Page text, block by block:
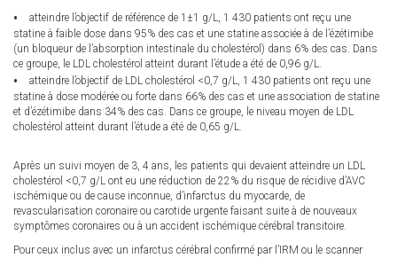
atteindre l’objectif de référence de 1±1 g/L, 1 430 patients ont reçu une
statine à faible dose dans 95% des cas et une statine associée à de l’ézétimibe
(un bloqueur de l’absorption intestinale du cholestérol) dans 6% des cas. Dans
ce groupe, le LDL cholestérol atteint durant l’étude a été de 0,96 g/L.
atteindre l’objectif de LDL cholestérol <0,7 g/L, 1 430 patients ont reçu une
statine à dose modérée ou forte dans 66% des cas et une association de statine
et d’ézétimibe dans 34% des cas. Dans ce groupe, le niveau moyen de LDL
cholestérol atteint durant l’étude a été de 0,65 g/L.
Après un suivi moyen de 3, 4 ans, les patients qui devaient atteindre un LDL
cholestérol <0,7 g/L ont eu une réduction de 22% du risque de récidive d’AVC
ischémique ou de cause inconnue, d’infarctus du myocarde, de
revascularisation coronaire ou carotide urgente faisant suite à de nouveaux
symptômes coronaires ou à un accident ischémique cérébral transitoire.
Pour ceux inclus avec un infarctus cérébral confirmé par l’IRM ou le scanner